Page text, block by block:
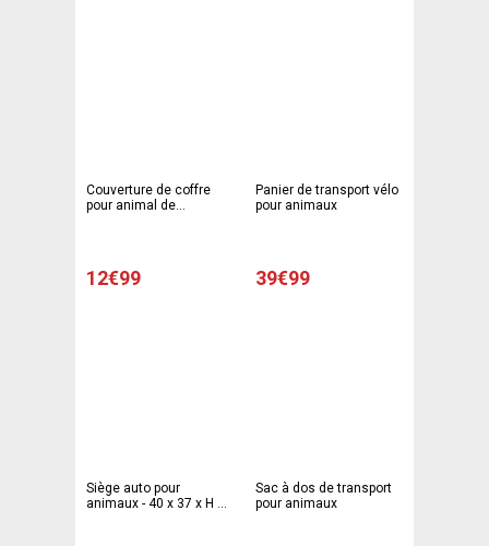
Couverture de coffre
pour animal de
12€99
Panier de transport vélo
pour animaux
39€99
Siège auto pour
animaux - 40 x 37 x H 24
Sac à dos de transport
pour animaux